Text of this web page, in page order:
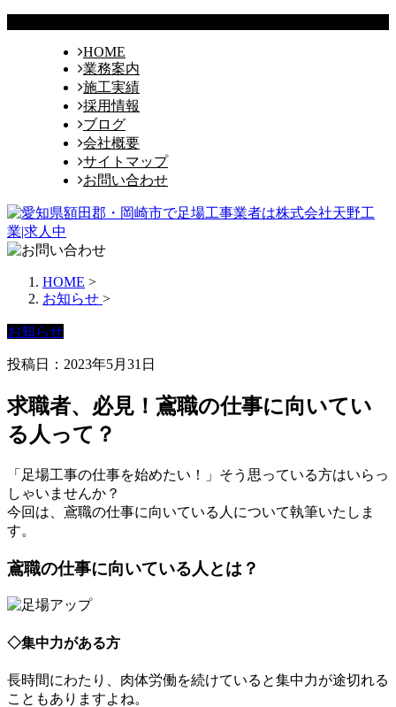
HOME
業務案内
施工実績
採用情報
ブログ
会社概要
サイトマップ
お問い合わせ
HOME >
お知らせ >
お知らせ
投稿日：2023年5月31日
求職者、必見！鳶職の仕事に向いてい
る人って？
「足場工事の仕事を始めたい！」そう思っている方はいらっ
しゃいませんか？
今回は、鳶職の仕事に向いている人について執筆いたしま
す。
鳶職の仕事に向いている人とは？
◇集中力がある方
長時間にわたり、肉体労働を続けていると集中力が途切れる
こともありますよね。